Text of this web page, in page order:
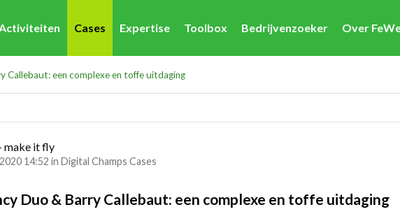
Cases Expertise Toolbox Bedrijvenzoeker Over
Callebaut: een complexe en toffe uitdaging
make it fly
14:52 in Digital Champs Cases
Duo & Barry Callebaut: een complexe en toffe uitdaging